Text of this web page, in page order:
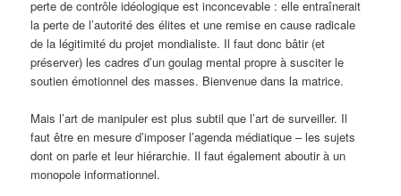
perte de contrôle idéologique est inconcevable : elle entraînerait
la perte de l’autorité des élites et une remise en cause radicale
de la légitimité du projet mondialiste. Il faut donc bâtir (et
préserver) les cadres d’un goulag mental propre à susciter le
soutien émotionnel des masses. Bienvenue dans la matrice.
Mais l’art de manipuler est plus subtil que l’art de surveiller. Il
faut être en mesure d’imposer l’agenda médiatique – les sujets
dont on parle et leur hiérarchie. Il faut également aboutir à un
monopole informationnel.